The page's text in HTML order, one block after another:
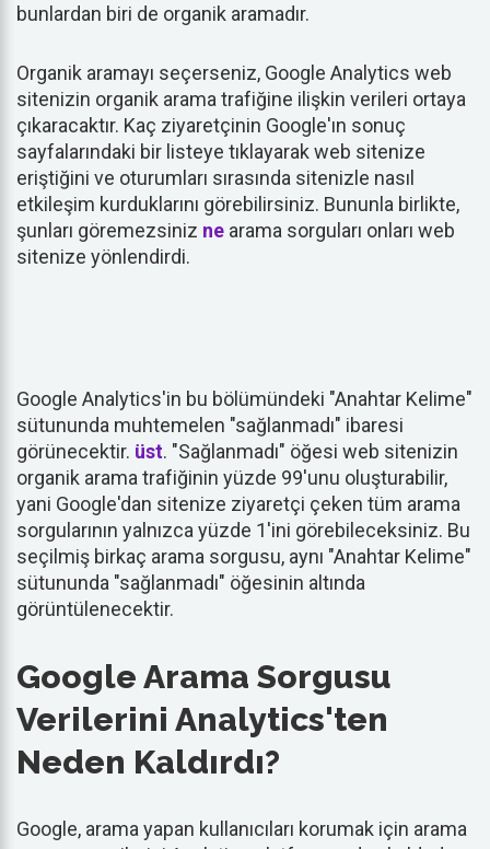
bunlardan biri de organik aramadır.
Organik aramayı seçerseniz, Google Analytics web
sitenizin organik arama trafiğine ilişkin verileri ortaya
çıkaracaktır. Kaç ziyaretçinin Google'ın sonuç
sayfalarındaki bir listeye tıklayarak web sitenize
eriştiğini ve oturumları sırasında sitenizle nasıl
etkileşim kurduklarını görebilirsiniz. Bununla birlikte,
şunları göremezsiniz ne arama sorguları onları web
sitenize yönlendirdi.
Google Analytics'in bu bölümündeki "Anahtar Kelime"
sütununda muhtemelen "sağlanmadı" ibaresi
görünecektir. üst. "Sağlanmadı" öğesi web sitenizin
organik arama trafiğinin yüzde 99'unu oluşturabilir,
yani Google'dan sitenize ziyaretçi çeken tüm arama
sorgularının yalnızca yüzde 1'ini görebileceksiniz. Bu
seçilmiş birkaç arama sorgusu, aynı "Anahtar Kelime"
sütununda "sağlanmadı" öğesinin altında
görüntülenecektir.
Google Arama Sorgusu
Verilerini Analytics'ten
Neden Kaldırdı?
Google, arama yapan kullanıcıları korumak için arama